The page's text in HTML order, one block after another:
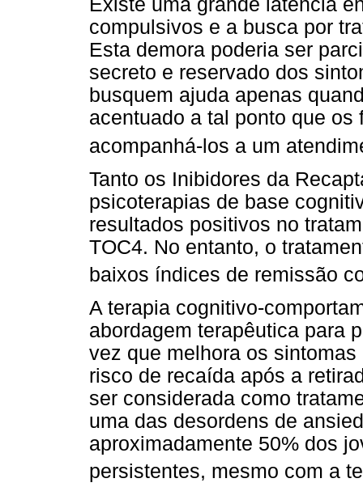
Existe uma grande latência
compulsivos e a busca por
Esta demora poderia ser
secreto e reservado dos
busquem ajuda apenas
acentuado a tal ponto que
acompanhá-los a um
Tanto os Inibidores da
psicoterapias de base
resultados positivos no
TOC4. No entanto, o
baixos índices de remissão
A terapia cognitivo-
abordagem terapêutica para
vez que melhora os
risco de recaída após a
ser considerada como
uma das desordens de
aproximadamente 50% dos
persistentes, mesmo com a